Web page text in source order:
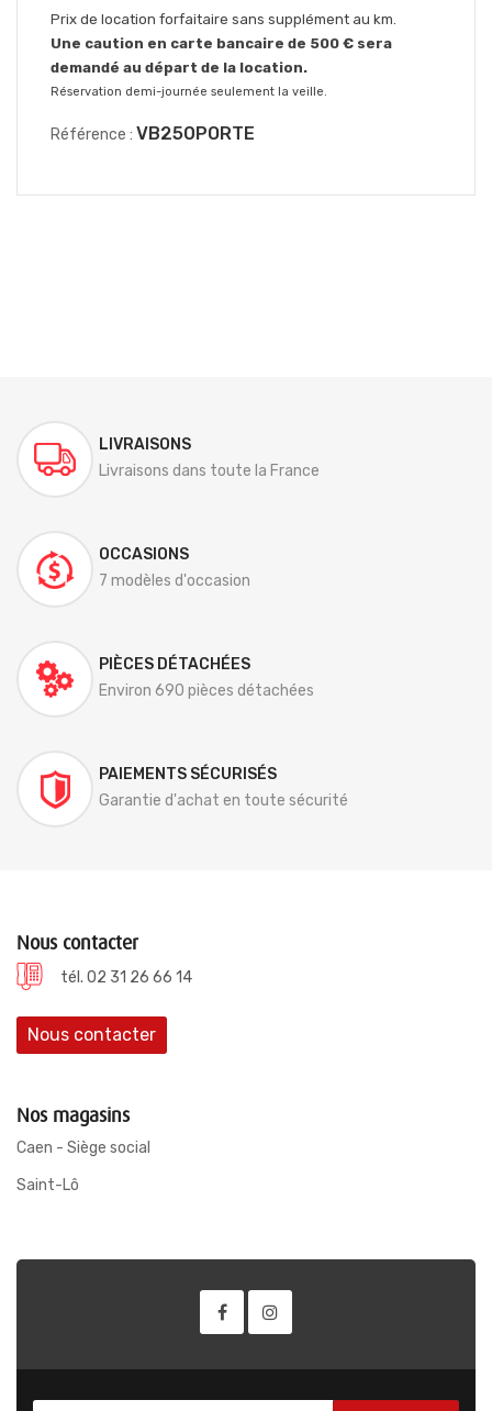
Prix de location forfaitaire sans supplément au km.
Une caution en carte bancaire de 500 € sera
demandé au départ de la location.
Réservation demi-journée seulement la veille.
Référence : VB250PORTE
LIVRAISONS
Livraisons dans toute la France
OCCASIONS
7 modèles d'occasion
PIÈCES DÉTACHÉES
Environ 690 pièces détachées
PAIEMENTS SÉCURISÉS
Garantie d'achat en toute sécurité
Nous contacter
tél. 02 31 26 66 14
Nous contacter
Nos magasins
Caen - Siège social
Saint-Lô